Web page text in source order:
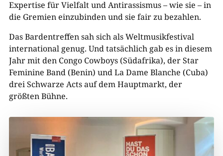
Expertise für Vielfalt und Antirassismus – wie sie – in
die Gremien einzubinden und sie fair zu bezahlen.
Das Bardentreffen sah sich als Weltmusikfestival
international genug. Und tatsächlich gab es in diesem
Jahr mit den Congo Cowboys (Südafrika), der Star
Feminine Band (Benin) und La Dame Blanche (Cuba)
drei Schwarze Acts auf dem Hauptmarkt, der
größten Bühne.